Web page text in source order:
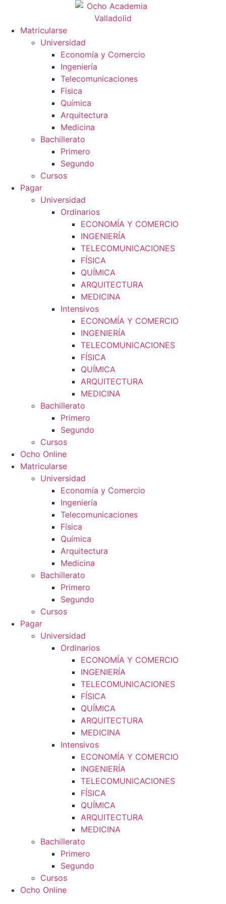
Matricularse
Universidad
Economía y Comercio
Ingeniería
Telecomunicaciones
Física
Química
Arquitectura
Medicina
Bachillerato
Primero
Segundo
Cursos
Pagar
Universidad
Ordinarios
ECONOMÍA Y COMERCIO
INGENIERÍA
TELECOMUNICACIONES
FÍSICA
QUÍMICA
ARQUITECTURA
MEDICINA
Intensivos
ECONOMÍA Y COMERCIO
INGENIERÍA
TELECOMUNICACIONES
FÍSICA
QUÍMICA
ARQUITECTURA
MEDICINA
Bachillerato
Primero
Segundo
Cursos
Ocho Online
Matricularse
Universidad
Economía y Comercio
Ingeniería
Telecomunicaciones
Física
Química
Arquitectura
Medicina
Bachillerato
Primero
Segundo
Cursos
Pagar
Universidad
Ordinarios
ECONOMÍA Y COMERCIO
INGENIERÍA
TELECOMUNICACIONES
FÍSICA
QUÍMICA
ARQUITECTURA
MEDICINA
Intensivos
ECONOMÍA Y COMERCIO
INGENIERÍA
TELECOMUNICACIONES
FÍSICA
QUÍMICA
ARQUITECTURA
MEDICINA
Bachillerato
Primero
Segundo
Cursos
Ocho Online